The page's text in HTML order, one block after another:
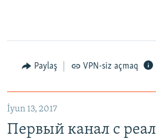
Paylaş VPN-siz açmaq
İyun 13, 2017
Первый канал с